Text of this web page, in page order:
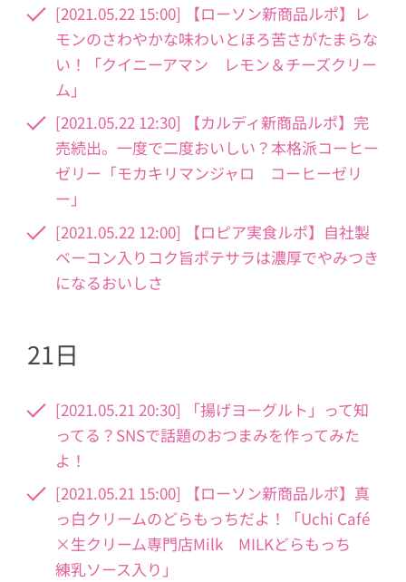
[2021.05.22 15:00] 【ローソン新商品ルポ】レ
モンのさわやかな味わいとほろ苦さがたまらな
い！「クイニーアマン レモン＆チーズクリー
ム」
[2021.05.22 12:30] 【カルディ新商品ルポ】完
売続出。一度で二度おいしい？本格派コーヒー
ゼリー「モカキリマンジャロ コーヒーゼリ
ー」
[2021.05.22 12:00] 【ロピア実食ルポ】自社製
ベーコン入りコク旨ポテサラは濃厚でやみつき
になるおいしさ
21日
[2021.05.21 20:30] 「揚げヨーグルト」って知
ってる？SNSで話題のおつまみを作ってみた
よ！
[2021.05.21 15:00] 【ローソン新商品ルポ】真
っ白クリームのどらもっちだよ！「Uchi Café
×生クリーム専門店Milk MILKどらもっち
練乳ソース入り」